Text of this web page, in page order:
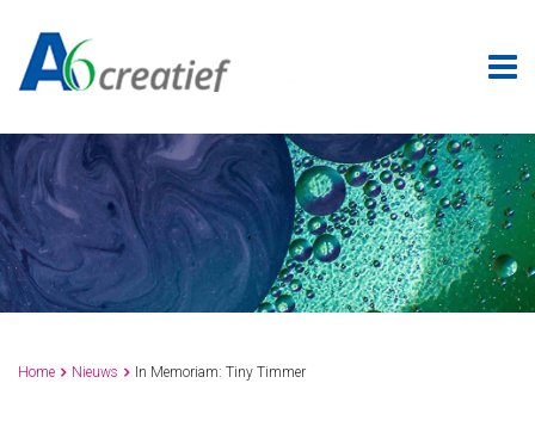
Home  Nieuws  In Memoriam: Tiny Timmer